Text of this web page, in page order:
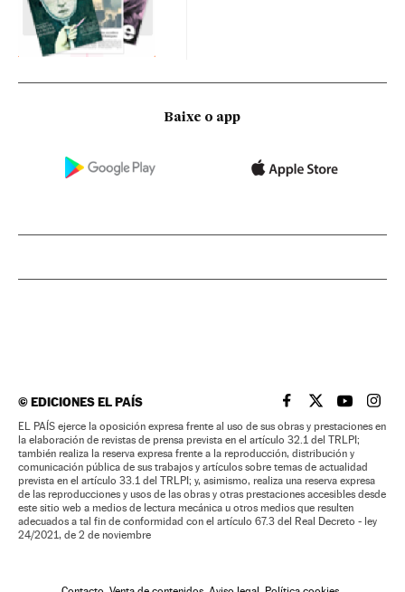
Baixe o app
©EDICIONES EL PAÍS EL PAÍS BRASIL EN
EL PAÍSEL PAÍS
EL
EL PAÍS ejerce la oposición expresa frente al uso de sus obras y prestaciones en
la elaboración de revistas de prensa prevista en el artículo 32.1 del TRLPI;
también realiza la reserva expresa frente a la reproducción, distribución y
comunicación pública de sus trabajos y artículos sobre temas de actualidad
prevista en el artículo 33.1 del TRLPI; y, asimismo, realiza una reserva expresa
de las reproducciones y usos de las obras y otras prestaciones accesibles desde
este sitio web a medios de lectura mecánica u otros medios que resulten
adecuados a tal fin de conformidad con el artículo 67.3 del Real Decreto - ley
24/2021, de 2 de noviembre